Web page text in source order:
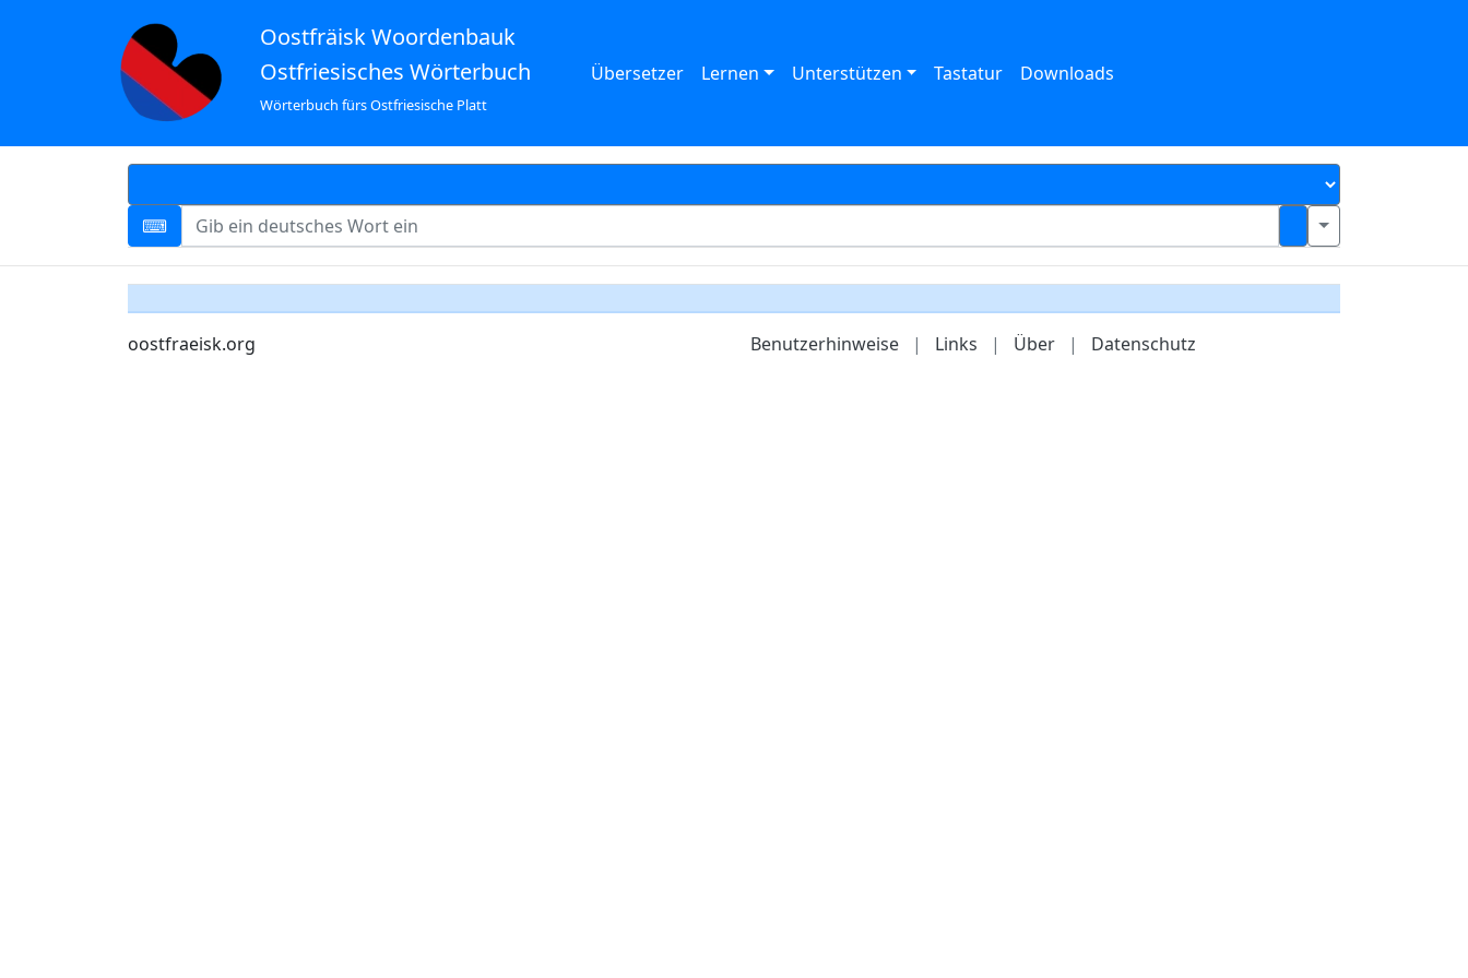
Oostfräisk Woordenbauk
Ostfriesisches Wörterbuch
Wörterbuch fürs Ostfriesische Platt
Übersetzer Lernen Unterstützen Tastatur Downloads
oostfraeisk.org Benutzerhinweise | Links | Über | Datenschutz